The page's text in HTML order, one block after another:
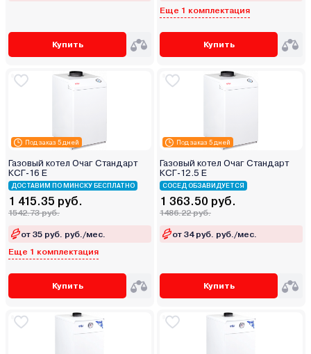
Купить
Еще 1 комплектация
Купить
Под заказ 5 дней
Газовый котел Очаг Стандарт
КСГ-16 Е
ДОСТАВИМ ПО МИНСКУ БЕСПЛАТНО
1 415.35 руб.
1542.73 руб.
от 35 руб. руб./мес.
Еще 1 комплектация
Купить
Под заказ 5 дней
Газовый котел Очаг Стандарт
КСГ-12.5 Е
СОСЕД ОБЗАВИДУЕТСЯ
1 363.50 руб.
1486.22 руб.
от 34 руб. руб./мес.
Купить